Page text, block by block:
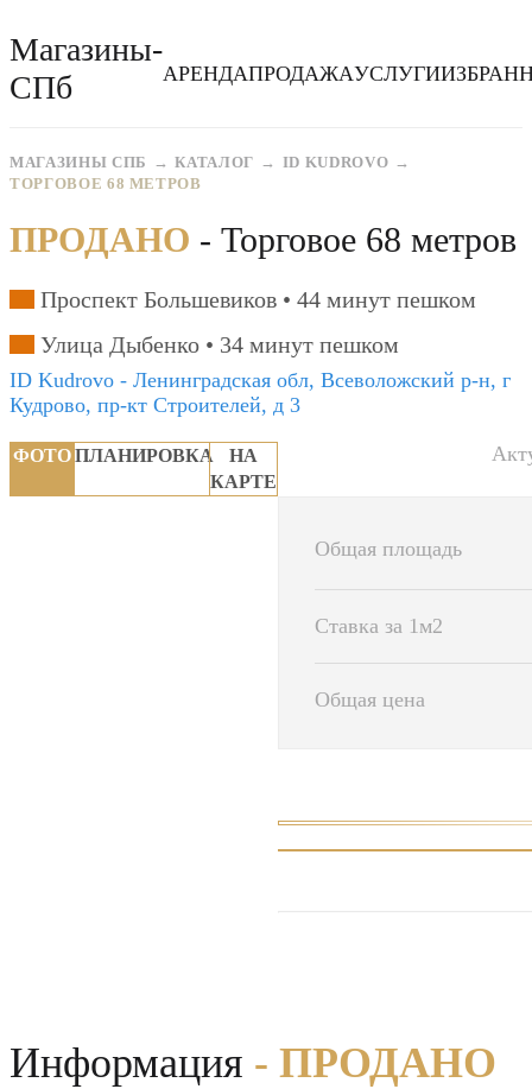
Магазины-
СПб
АРЕНДАПРОДАЖАУСЛУГИ
МАГАЗИНЫ СПБ КАТАЛОГ
ID KUDROVO
ТОРГОВОЕ 68 МЕТРОВ
ПРОДАНО - Торговое 68 метров
Проспект Большевиков • 44 минут пешком
Улица Дыбенко • 34 минут пешком
ID Kudrovo - Ленинградская обл, Всеволожский р-н, г
Кудрово, пр-кт Строителей, д 3
ФОТОПЛАНИРОВКА
НА
КАРТЕ
Общая площадь
Ставка за 1м2
Общая цена
Информация - ПРОДАНО